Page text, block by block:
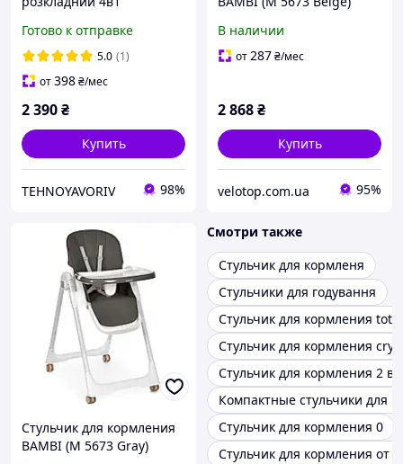
Готово к отправке
5.0 (1)
от398₴/мес
2 390₴
Купить
TEHNOYAVORIV 98%
В наличии
от287₴/мес
2 868₴
Купить
velotop.com.ua 95%
Стульчик для кормления
BAMBI (M 5673 Gray)
Смотри также
Стульчик для кормленя
Стульчики для годування
Стульчик для кормления toti
Стульчик для кормления
Стульчик для кормления 2 в
Компактные стульчики для
Стульчик для кормления 0
Стульчик для кормления от